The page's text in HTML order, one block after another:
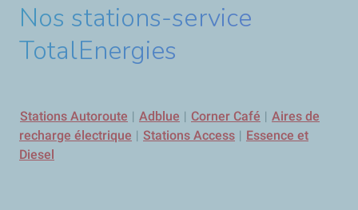
Nos stations-service
TotalEnergies
Stations Autoroute | Adblue | Corner Café | Aires de
recharge électrique | Stations Access | Essence et
Diesel